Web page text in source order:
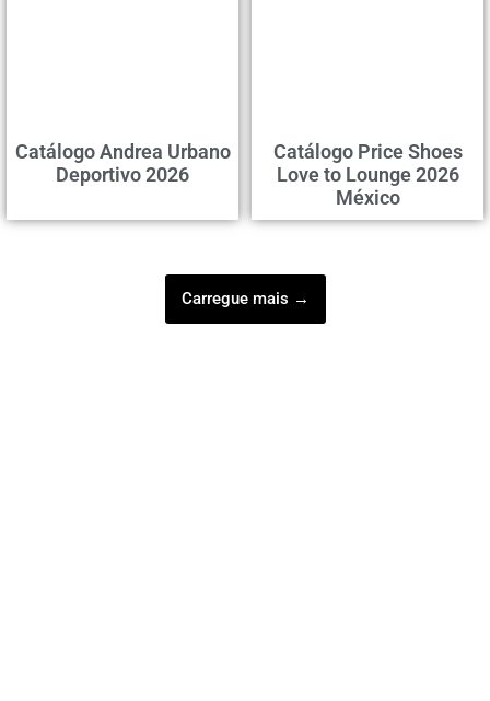
Catálogo Andrea Urbano
Deportivo 2026
Catálogo Price Shoes
Love to Lounge 2026
México
Carregue mais →